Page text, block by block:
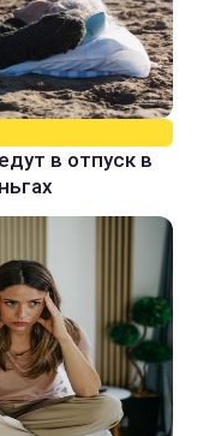
в отпуск в